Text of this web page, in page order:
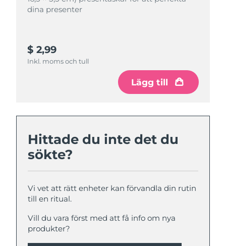
dina presenter
$ 2,99
Inkl. moms och tull
Lägg till
dina presenter
$ 4,99
Inkl. moms och tull
Lägg till
Hittade du inte det du
sökte?
Vi vet att rätt enheter kan förvandla din rutin
till en ritual.
Vill du vara först med att få info om nya
produkter?